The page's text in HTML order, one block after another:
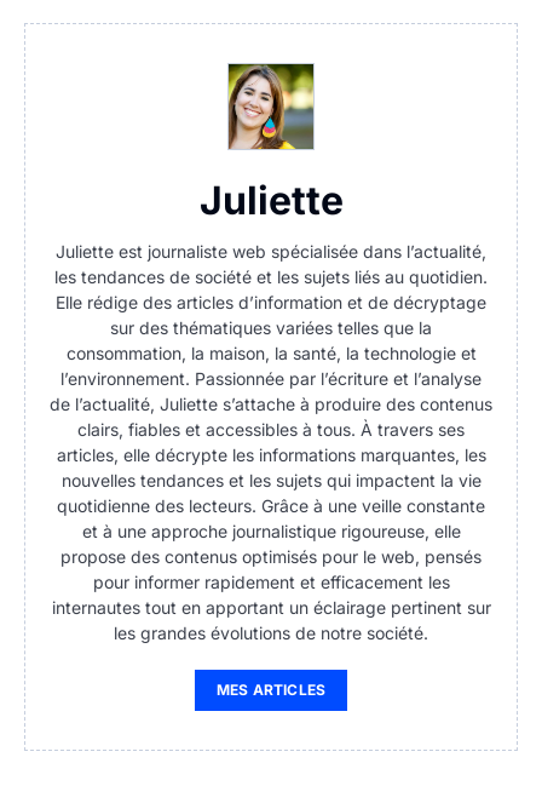
Juliette
Juliette est journaliste web spécialisée dans l’actualité,
les tendances de société et les sujets liés au quotidien.
Elle rédige des articles d’information et de décryptage
sur des thématiques variées telles que la
consommation, la maison, la santé, la technologie et
l’environnement. Passionnée par l’écriture et l’analyse
de l’actualité, Juliette s’attache à produire des contenus
clairs, fiables et accessibles à tous. À travers ses
articles, elle décrypte les informations marquantes, les
nouvelles tendances et les sujets qui impactent la vie
quotidienne des lecteurs. Grâce à une veille constante
et à une approche journalistique rigoureuse, elle
propose des contenus optimisés pour le web, pensés
pour informer rapidement et efficacement les
internautes tout en apportant un éclairage pertinent sur
les grandes évolutions de notre société.
MES ARTICLES